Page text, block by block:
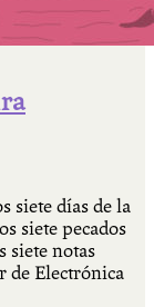
siete días de la
siete pecados
siete notas
de Electrónica